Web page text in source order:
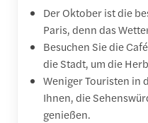
Der Oktober ist die
Paris, denn das
Besuchen Sie die
die Stadt, um die
Weniger Touristen in
Ihnen, die
genießen.